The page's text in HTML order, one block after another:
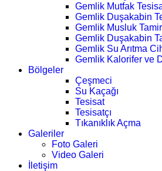
Gemlik Mutfak
Gemlik Duşakabin
Gemlik Musluk
Gemlik Duşakabin
Gemlik Su Arıtma
Gemlik Kalorifer ve
Bölgeler
Çeşmeci
Su Kaçağı
Tesisat
Tesisatçı
Tıkanıklık Açma
Galeriler
Foto Galeri
Video Galeri
İletişim